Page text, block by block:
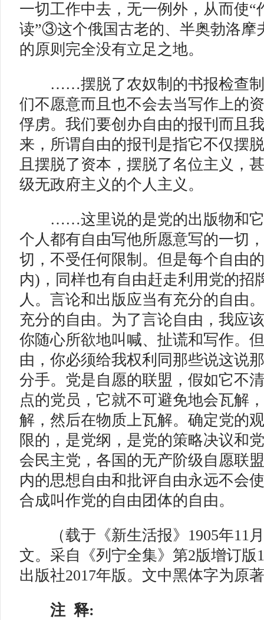
一切工作中去，无一例外，从而使“
读”③这个俄国古老的、半奥勃洛
的原则完全没有立足之地。
……摆脱了农奴制的书报检查制
们不愿意而且也不会去当写作上的
俘虏。我们要创办自由的报刊而且
来，所谓自由的报刊是指它不仅摆
且摆脱了资本，摆脱了名位主义，
级无政府主义的个人主义。
……这里说的是党的出版物和它
个人都有自由写他所愿意写的一切
切，不受任何限制。但是每个自由
内)，同样也有自由赶走利用党的招
人。言论和出版应当有充分的自由
充分的自由。为了言论自由，我应
你随心所欲地叫喊、扯谎和写作。
由，你必须给我权利同那些说这说
分手。党是自愿的联盟，假如它不
点的党员，它就不可避免地会瓦解
解，然后在物质上瓦解。确定党的
限的，是党纲，是党的策略决议和
会民主党，各国的无产阶级自愿
内的思想自由和批评自由永远不会
合成叫作党的自由团体的自由。
（载于《新生活报》1905年11月
文。采自《列宁全集》第2版增订版
出版社2017年版。文中黑体字为原
注 释: